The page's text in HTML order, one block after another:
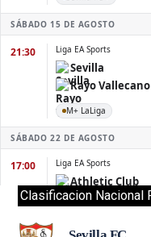
Clasificacion Nacional